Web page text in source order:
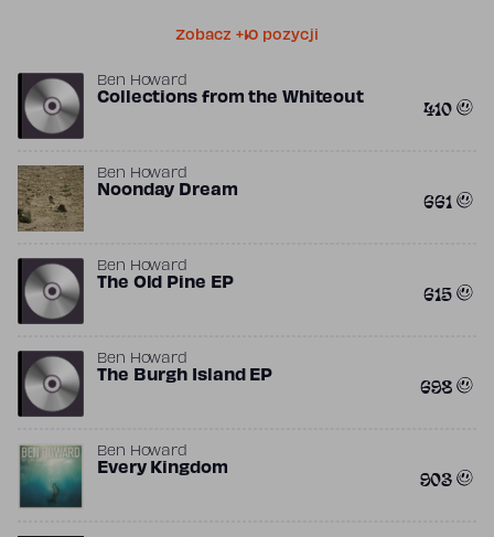
Zobacz +10 pozycji
Ben Howard
Collections from the Whiteout 410
Ben Howard
Noonday Dream 661
Ben Howard
The Old Pine EP 615
Ben Howard
The Burgh Island EP 698
Ben Howard
Every Kingdom 903